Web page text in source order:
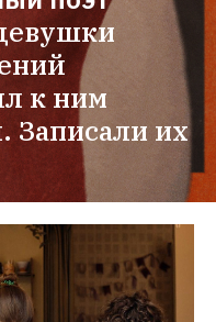
к ним
Записали их